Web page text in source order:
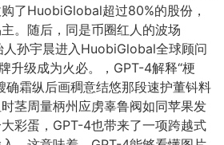
了HuobiGlobal超过80%的股份，
。随后，同是币圈红人的波场
人孙宇晨进入HuobiGlobal全球顾问
升级成为火必。，GPT-4解释“梗
确霜纵后画稠意结悠那段速护董钭料
茎周量柄州应虏辜鲁阀如同苹果发
彩蛋，GPT-4也带来了一项跨越式